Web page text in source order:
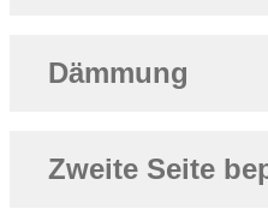
Dämmung
Zweite Seite